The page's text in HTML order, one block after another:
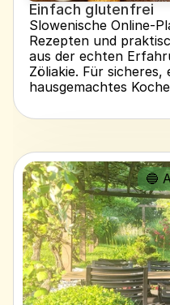
Einfach glutenfrei
Slowenische Online-
Rezepten und
aus der echten
Zöliakie. Für sicheres,
hausgemachtes
🔵